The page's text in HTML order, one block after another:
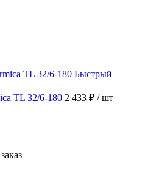
Быстрый
TL 32/6-180 2 433 ₽ / шт